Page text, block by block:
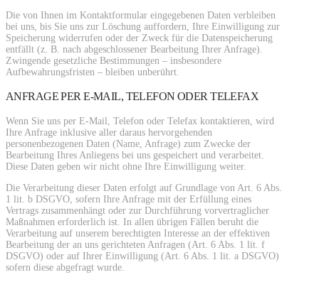
Die von Ihnen im Kontaktformular eingegebenen Daten verbleiben
bei uns, bis Sie uns zur Löschung auffordern, Ihre Einwilligung zur
Speicherung widerrufen oder der Zweck für die Datenspeicherung
entfällt (z. B. nach abgeschlossener Bearbeitung Ihrer Anfrage).
Zwingende gesetzliche Bestimmungen – insbesondere
Aufbewahrungsfristen – bleiben unberührt.
ANFRAGE PER E-MAIL, TELEFON ODER TELEFAX
Wenn Sie uns per E-Mail, Telefon oder Telefax kontaktieren, wird
Ihre Anfrage inklusive aller daraus hervorgehenden
personenbezogenen Daten (Name, Anfrage) zum Zwecke der
Bearbeitung Ihres Anliegens bei uns gespeichert und verarbeitet.
Diese Daten geben wir nicht ohne Ihre Einwilligung weiter.
Die Verarbeitung dieser Daten erfolgt auf Grundlage von Art. 6 Abs.
1 lit. b DSGVO, sofern Ihre Anfrage mit der Erfüllung eines
Vertrags zusammenhängt oder zur Durchführung vorvertraglicher
Maßnahmen erforderlich ist. In allen übrigen Fällen beruht die
Verarbeitung auf unserem berechtigten Interesse an der effektiven
Bearbeitung der an uns gerichteten Anfragen (Art. 6 Abs. 1 lit. f
DSGVO) oder auf Ihrer Einwilligung (Art. 6 Abs. 1 lit. a DSGVO)
sofern diese abgefragt wurde.